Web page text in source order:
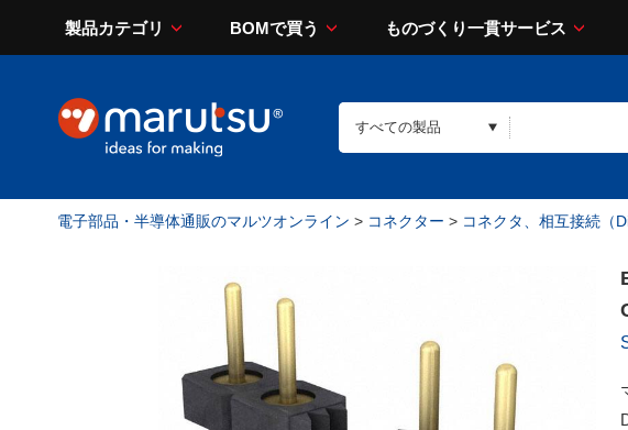
製品カテゴリ BOMで買う ものづくり一貫サービス
電子部品・半導体通販のマルツオンライン > コネクター > コネクタ、相互接続（